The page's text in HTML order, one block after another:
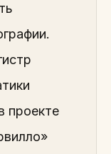
проекте